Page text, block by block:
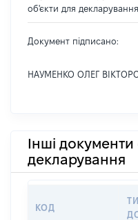
об'єкти для
Документ підписано:
НАУМЕНКО ОЛЕГ
Інші документи
декларування
КОД